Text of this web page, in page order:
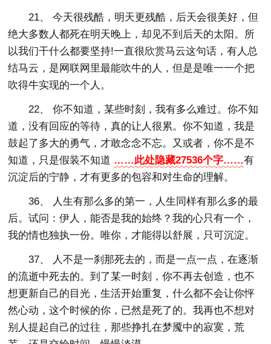
21、 今天很残酷，明天更残酷，后天会很美好，但
绝大多数人都死在明天晚上，却见不到后天的太阳。所
以我们干什么都要坚持!一直很欣赏马云这句话，有人总
结马云，是网联网里最能吹牛的人，但是是唯一一个把
吹得牛实现的一个人。
22、 你不知道，某些时刻，我有多么难过。你不知
道，没有回应的等待，真的让人很累。你不知道，我是
鼓起了多大的勇气，才敢念念不忘。又或者，你不是不
知道，只是假装不知道 ……此处隐藏27536个字……有
沉淀后的宁静，才有更多的包容和对生命的理解。
36、 人生有那么多的第一，人生同样有那么多的最
后。试问：伊人，能否是我的始终？我的心只有一个，
我的情也独执一份。唯你，才能得以舒展，只可沉淀。
37、 人不是一刹那死去的，而是一点一点，在逐渐
的流逝中死去的。到了某一时刻，你不再去创造，也不
想更新自己的目光，生活开始重复，什么都不会让你怦
然心动，这个时候的你，已然是死了的。我再也不想对
别人提起自己的过往，那些挣扎在梦魇中的寂寞，荒